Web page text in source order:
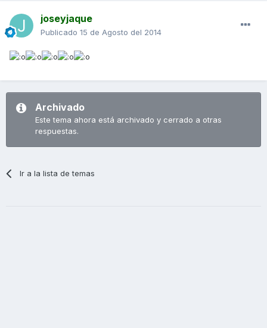
joseyjaque
Publicado 15 de Agosto del 2014
Archivado
Este tema ahora está archivado y cerrado a otras
respuestas.
Ir a la lista de temas